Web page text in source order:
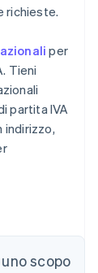
richieste.
per
Tieni
partita IVA
indirizzo,
scopo